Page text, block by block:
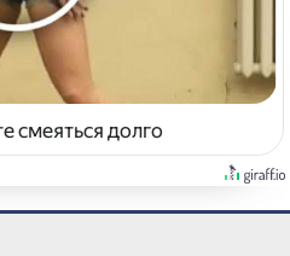
смеяться долго